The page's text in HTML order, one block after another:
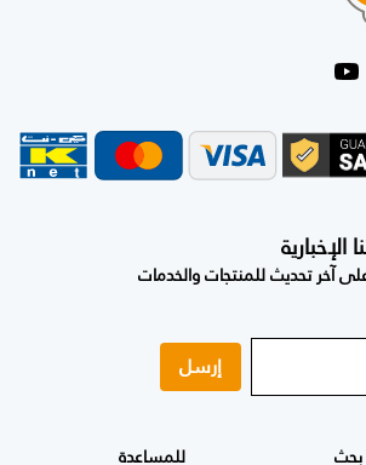
آخر تحديث للمنتجات والخدمات
إرسل
بحث للمساعدة